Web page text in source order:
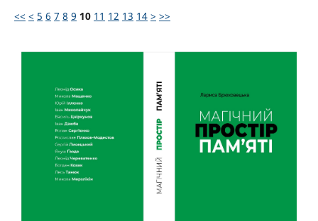
<< < 5 6 7 8 9 10 11 12 13 14 > >>